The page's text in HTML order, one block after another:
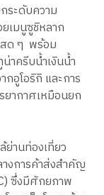
ระดับความ
เมนูซูชิหลาก
ด ๆ พร้อม
าครีบน้ำเงินน้ำ
อูโอริกิ และการ
ยากาศเหมือนยก
ย่านท่องเที่ยว
งการค้าส่งสำคัญ
ซึ่งมีศักยภาพ